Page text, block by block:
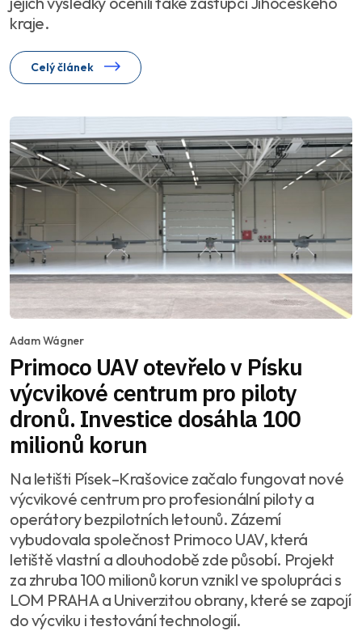
kraje.
Celý článek
Adam Wágner
Primoco UAV otevřelo v Písku
výcvikové centrum pro piloty
dronů. Investice dosáhla 100
milionů korun
Na letišti Písek–Krašovice začalo fungovat nové
výcvikové centrum pro profesionální piloty a
operátory bezpilotních letounů. Zázemí
vybudovala společnost Primoco UAV, která
letiště vlastní a dlouhodobě zde působí. Projekt
za zhruba 100 milionů korun vznikl ve spolupráci s
LOM PRAHA a Univerzitou obrany, které se zapojí
do výcviku i testování technologií.